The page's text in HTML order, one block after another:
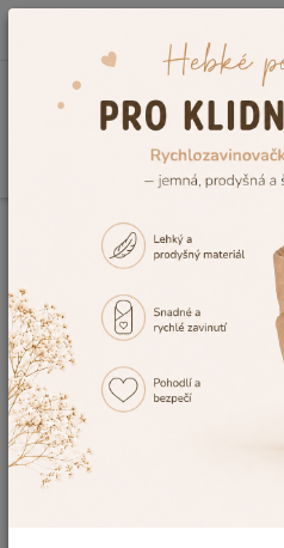
Kojenecké a dětské oblečení
župan, Dětský svět, Lama, zelený velikost
Dětský župan,
zelený velikost 140